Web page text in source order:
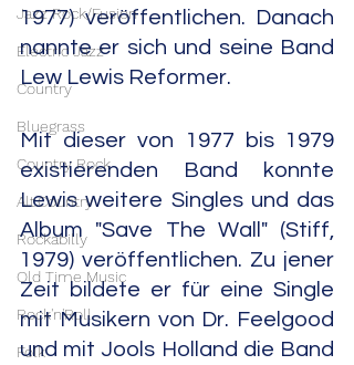
Jazz Rock/Fusion
Electric Jazz
Country
Bluegrass
Country Rock
Alt.Country
Rockabilly
Old Time Music
Rock'n'Roll
Folk
1977) veröffentlichen. Danach
nannte er sich und seine Band
Lew Lewis Reformer.
Mit dieser von 1977 bis 1979
existierenden Band konnte
Lewis weitere Singles und das
Album "Save The Wall" (Stiff,
1979) veröffentlichen. Zu jener
Zeit bildete er für eine Single
mit Musikern von Dr. Feelgood
und mit Jools Holland die Band